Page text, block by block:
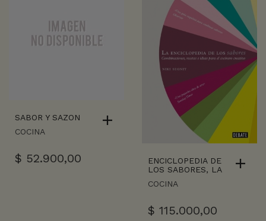
SABOR Y SAZON
COCINA
$ 52.900,00
ENCICLOPEDIA DE
LOS SABORES, LA
COCINA
$ 115.000,00